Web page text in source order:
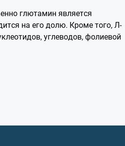
глютамин является
на его долю. Кроме того, Л-
углеводов, фолиевой
молекулах АТФ и используется